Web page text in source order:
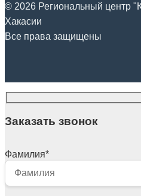
© 2026 Региональный центр
Хакасии
Все права защищены
Заказать звонок
Фамилия*